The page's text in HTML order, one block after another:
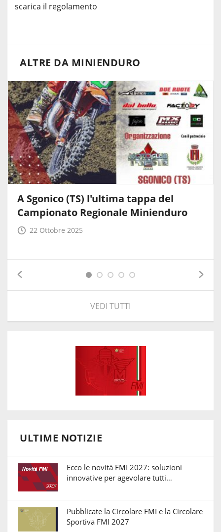
scarica il regolamento
ALTRE DA MINIENDURO
A Sgonico (TS) l'ultima tappa del
Campionato Regionale Minienduro
22 Ottobre 2025
VEDI TUTTI
ULTIME NOTIZIE
Ecco le novità FMI 2027: soluzioni
innovative per agevolare tutti…
Pubblicate la Circolare FMI e la Circolare
Sportiva FMI 2027